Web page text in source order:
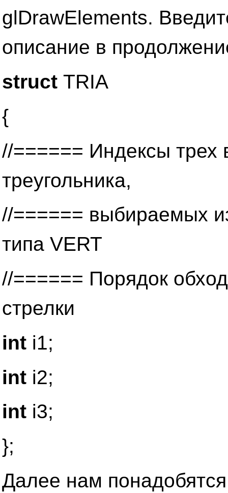
glDrawElements.
описание в
struct TRIA
{
//====== Индексы трех
треугольника,
//====== выбираемых
типа VERT
//====== Порядок
стрелки
int i1;
int i2;
int i3;
};
Далее нам